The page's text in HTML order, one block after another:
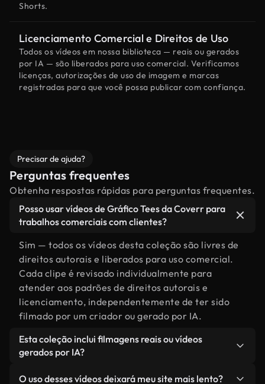
Shorts.
Licenciamento Comercial e Direitos de Uso
Todos os vídeos em nossa biblioteca — reais ou gerados
por IA — são liberados para uso comercial. Verificamos
licenças, autorizações de uso de imagem e marcas
registradas para que você possa publicar com confiança.
Precisar de ajuda?
Perguntas frequentes
Obtenha respostas rápidas para perguntas frequentes.
Posso usar vídeos de Gráfico Tees da Coverr para
trabalhos comerciais com clientes?
Sim — todos os vídeos desta coleção são livres de
direitos autorais e liberados para uso comercial.
Cada clipe é revisado individualmente para
atender aos padrões de direitos autorais e
licenciamento, independentemente de ter sido
filmado por um criador ou gerado por IA.
Esta coleção inclui filmagens reais ou vídeos
gerados por IA?
O uso desses vídeos deixará meu site mais lento?